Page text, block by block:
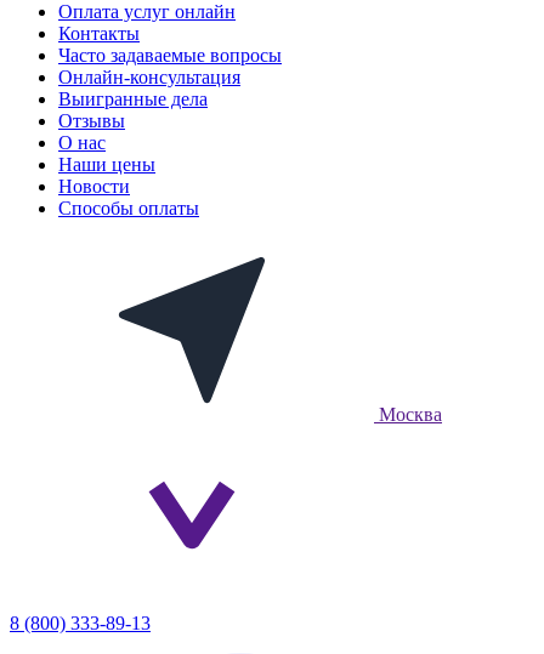
Оплата услуг онлайн
Контакты
Часто задаваемые вопросы
Онлайн-консультация
Выигранные дела
Отзывы
О нас
Наши цены
Новости
Способы оплаты
Москва
8 (800) 333-89-13